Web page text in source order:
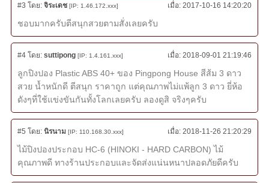
#3 โดย: จิระเดช [IP: 1.46.172.xxx] เมื่อ:2017-10-16 14:20:20
ชอบมากครับตีสนุกสวยตามสั่งเลยครับ
#4โดย: suttipong [IP: 1.4.161.xxx] เมื่อ:2018-09-01 21:19:46
ลูกปิงปอง Plastic ABS 40+ ของ Pingpong House สีส้ม 3 ดาว
สวย น้ำหนักดี ตีสนุก ราคาถูก แต่คุณภาพไม่แพ้ลูก 3 ดาว ยี่ห้อ
ดังๆที่ใช้แข่งขันกันทั้งโลกเลยครับ ลองดูสิ จริงๆครับ
#5 โดย: นิรนาม [IP: 110.168.30.xxx] เมื่อ:2018-11-26 21:20:29
ไม้ปิงปองประกอบ HC-6 (HINOKI - HARD CARBON) ไม้
คุณภาพดี ทางร้านประกอบและจัดส่งแน่นหนาปลอดภัยดีครับ